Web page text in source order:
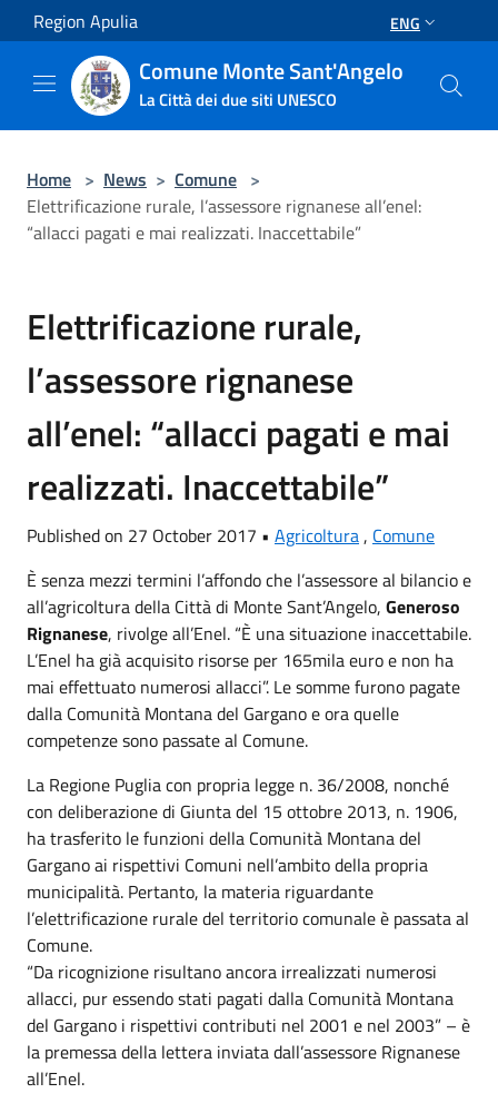
Salta al contenuto principale
Region Apulia ENG
Comune Monte Sant'Angelo
La Città dei due siti UNESCO
Home > News > Comune >
Elettrificazione rurale, l’assessore rignanese all’enel:
“allacci pagati e mai realizzati. Inaccettabile”
Elettrificazione rurale,
l’assessore rignanese
all’enel: “allacci pagati e mai
realizzati. Inaccettabile”
Published on 27 October 2017 • Agricoltura, Comune
È senza mezzi termini l’affondo che l’assessore al bilancio e
all’agricoltura della Città di Monte Sant’Angelo, Generoso
Rignanese, rivolge all’Enel. “È una situazione inaccettabile.
L’Enel ha già acquisito risorse per 165mila euro e non ha
mai effettuato numerosi allacci”. Le somme furono pagate
dalla Comunità Montana del Gargano e ora quelle
competenze sono passate al Comune.
La Regione Puglia con propria legge n. 36/2008, nonché
con deliberazione di Giunta del 15 ottobre 2013, n. 1906,
ha trasferito le funzioni della Comunità Montana del
Gargano ai rispettivi Comuni nell’ambito della propria
municipalità. Pertanto, la materia riguardante
l’elettrificazione rurale del territorio comunale è passata al
Comune.
“Da ricognizione risultano ancora irrealizzati numerosi
allacci, pur essendo stati pagati dalla Comunità Montana
del Gargano i rispettivi contributi nel 2001 e nel 2003” – è
la premessa della lettera inviata dall’assessore Rignanese
all’Enel.